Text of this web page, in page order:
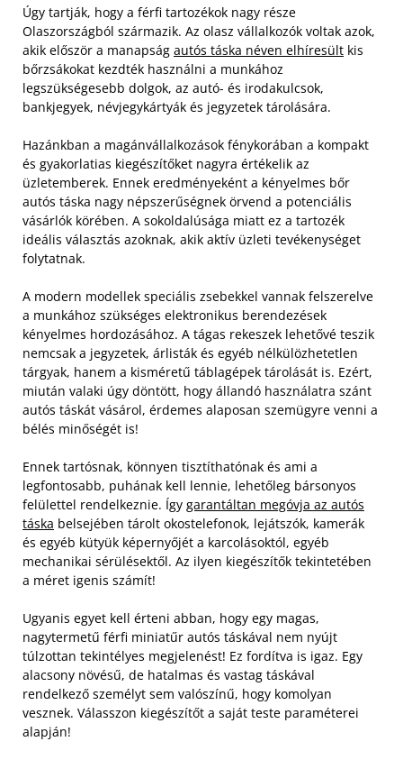
Úgy tartják, hogy a férfi tartozékok nagy része
Olaszországból származik. Az olasz vállalkozók voltak azok,
akik először a manapság autós táska néven elhíresült kis
bőrzsákokat kezdték használni a munkához
legszükségesebb dolgok, az autó- és irodakulcsok,
bankjegyek, névjegykártyák és jegyzetek tárolására.
Hazánkban a magánvállalkozások fénykorában a kompakt
és gyakorlatias kiegészítőket nagyra értékelik az
üzletemberek. Ennek eredményeként a kényelmes bőr
autós táska nagy népszerűségnek örvend a potenciális
vásárlók körében. A sokoldalúsága miatt ez a tartozék
ideális választás azoknak, akik aktív üzleti tevékenységet
folytatnak.
A modern modellek speciális zsebekkel vannak felszerelve
a munkához szükséges elektronikus berendezések
kényelmes hordozásához. A tágas rekeszek lehetővé teszik
nemcsak a jegyzetek, árlisták és egyéb nélkülözhetetlen
tárgyak, hanem a kisméretű táblagépek tárolását is. Ezért,
miután valaki úgy döntött, hogy állandó használatra szánt
autós táskát vásárol, érdemes alaposan szemügyre venni a
bélés minőségét is!
Ennek tartósnak, könnyen tisztíthatónak és ami a
legfontosabb, puhának kell lennie, lehetőleg bársonyos
felülettel rendelkeznie. Így garantáltan megóvja az autós
táska belsejében tárolt okostelefonok, lejátszók, kamerák
és egyéb kütyük képernyőjét a karcolásoktól, egyéb
mechanikai sérülésektől. Az ilyen kiegészítők tekintetében
a méret igenis számít!
Ugyanis egyet kell érteni abban, hogy egy magas,
nagytermetű férfi miniatűr autós táskával nem nyújt
túlzottan tekintélyes megjelenést! Ez fordítva is igaz. Egy
alacsony növésű, de hatalmas és vastag táskával
rendelkező személyt sem valószínű, hogy komolyan
vesznek. Válasszon kiegészítőt a saját teste paraméterei
alapján!